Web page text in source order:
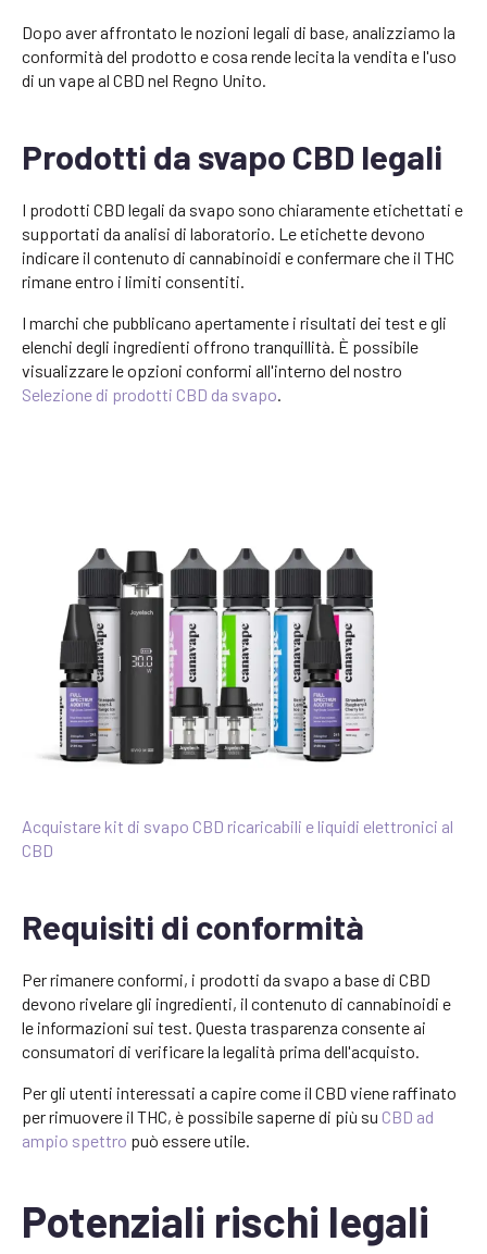
Dopo aver affrontato le nozioni legali di base, analizziamo la
conformità del prodotto e cosa rende lecita la vendita e l'uso
di un vape al CBD nel Regno Unito.
Prodotti da svapo CBD legali
I prodotti CBD legali da svapo sono chiaramente etichettati e
supportati da analisi di laboratorio. Le etichette devono
indicare il contenuto di cannabinoidi e confermare che il THC
rimane entro i limiti consentiti.
I marchi che pubblicano apertamente i risultati dei test e gli
elenchi degli ingredienti offrono tranquillità. È possibile
visualizzare le opzioni conformi all'interno del nostro
Selezione di prodotti CBD da svapo.
Acquistare kit di svapo CBD ricaricabili e liquidi elettronici al
CBD
Requisiti di conformità
Per rimanere conformi, i prodotti da svapo a base di CBD
devono rivelare gli ingredienti, il contenuto di cannabinoidi e
le informazioni sui test. Questa trasparenza consente ai
consumatori di verificare la legalità prima dell'acquisto.
Per gli utenti interessati a capire come il CBD viene raffinato
per rimuovere il THC, è possibile saperne di più su CBD ad
ampio spettro può essere utile.
Potenziali rischi legali